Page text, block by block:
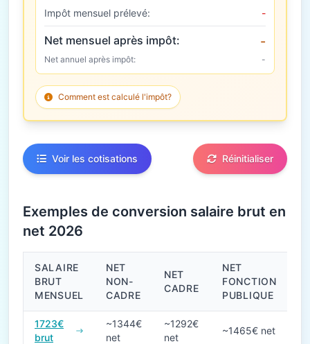
Impôt mensuel prélevé:
-
Net mensuel après impôt: -
Net annuel après impôt: -
Comment est calculé l'impôt?
Voir les cotisations Réinitialiser
Exemples de conversion salaire brut en
net 2026
Conversions de salaire brut en net en 2026
SALAIRE
BRUT
MENSUEL
NET
NON-
CADRE
NET
CADRE
NET
FONCTION
PUBLIQUE
1723€
brut
~1344€
net
~1292€
net
~1465€ net